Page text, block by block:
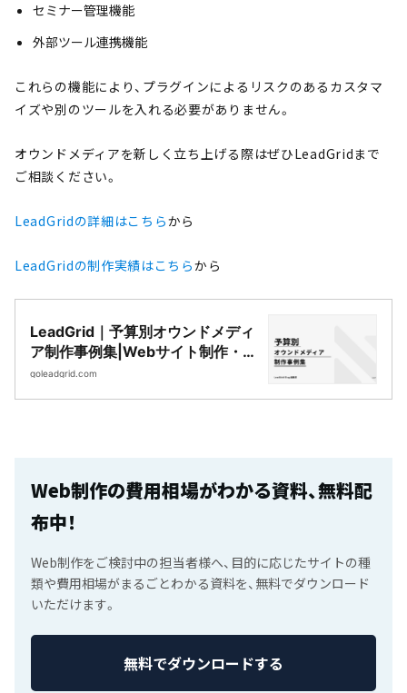
セミナー管理機能
外部ツール連携機能
これらの機能により、プラグインによるリスクのあるカスタマ
イズや別のツールを入れる必要がありません。
オウンドメディアを新しく立ち上げる際はぜひLeadGridまで
ご相談ください。
LeadGridの詳細はこちらから
LeadGridの制作実績はこちらから
LeadGrid｜予算別オウンドメディ
ア制作事例集|Webサイト制作・
CMS開発｜LeadGrid
goleadgrid.com
Web制作の費用相場がわかる資料、無料配
布中！
Web制作をご検討中の担当者様へ、目的に応じたサイトの種
類や費用相場がまるごとわかる資料を、無料でダウンロード
いただけます。
無料でダウンロードする